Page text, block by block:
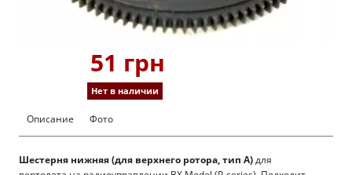
51 грн
Нет в наличии
Описание Фото
Шестерня нижняя (для верхнего ротора, тип A)для